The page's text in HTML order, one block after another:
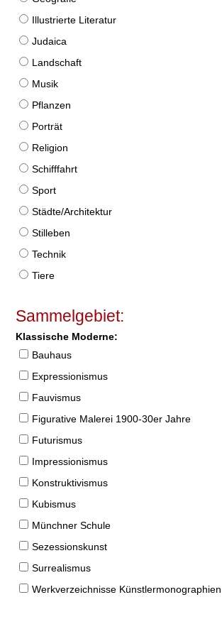
Illustrierte Literatur
Judaica
Landschaft
Musik
Pflanzen
Porträt
Religion
Schifffahrt
Sport
Städte/Architektur
Stilleben
Technik
Tiere
Sammelgebiet:
Klassische Moderne:
Bauhaus
Expressionismus
Fauvismus
Figurative Malerei 1900-30er Jahre
Futurismus
Impressionismus
Konstruktivismus
Kubismus
Münchner Schule
Sezessionskunst
Surrealismus
Werkverzeichnisse Künstlermonographien